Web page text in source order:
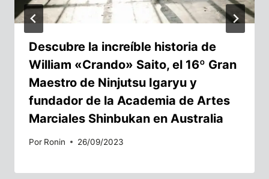
Descubre la increíble historia de
William «Crando» Saito, el 16º Gran
Maestro de Ninjutsu Igaryu y
fundador de la Academia de Artes
Marciales Shinbukan en Australia
Por Ronin 26/09/2023